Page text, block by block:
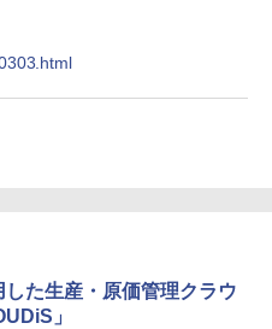
た生産・原価管理クラウ
」